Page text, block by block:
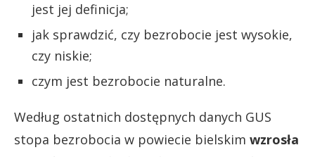
jest jej definicja;
jak sprawdzić, czy bezrobocie jest wysokie,
czy niskie;
czym jest bezrobocie naturalne.
Według ostatnich dostępnych danych GUS
stopa bezrobocia w powiecie bielskim wzrosła